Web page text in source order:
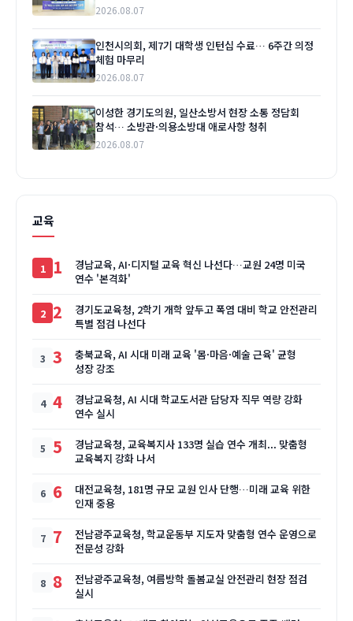
2026.08.07
인천시의회, 제7기 대학생 인턴십 수료… 6주간 의정
체험 마무리
2026.08.07
이성한 경기도의원, 일산소방서 현장 소통 정담회
참석… 소방관·의용소방대 애로사항 청취
2026.08.07
교육
1
경남교육, AI·디지털 교육 혁신 나선다…교원 24명 미국
연수 '본격화'
2
경기도교육청, 2학기 개학 앞두고 폭염 대비 학교 안전관리
특별 점검 나선다
3
충북교육, AI 시대 미래 교육 '몸·마음·예술 근육' 균형
성장 강조
4
경남교육청, AI 시대 학교도서관 담당자 직무 역량 강화
연수 실시
5
경남교육청, 교육복지사 133명 실습 연수 개최... 맞춤형
교육복지 강화 나서
6
대전교육청, 181명 규모 교원 인사 단행…미래 교육 위한
인재 중용
7
전남광주교육청, 학교운동부 지도자 맞춤형 연수 운영으로
전문성 강화
8
전남광주교육청, 여름방학 돌봄교실 안전관리 현장 점검
실시